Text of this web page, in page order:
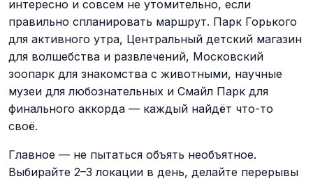
интересно и совсем не утомительно, если
правильно спланировать маршрут. Парк Горького
для активного утра, Центральный детский магазин
для волшебства и развлечений, Московский
зоопарк для знакомства с животными, научные
музеи для любознательных и Смайл Парк для
финального аккорда — каждый найдёт что-то
своё.
Главное — не пытаться объять необъятное.
Выбирайте 2–3 локации в день, делайте перерывы